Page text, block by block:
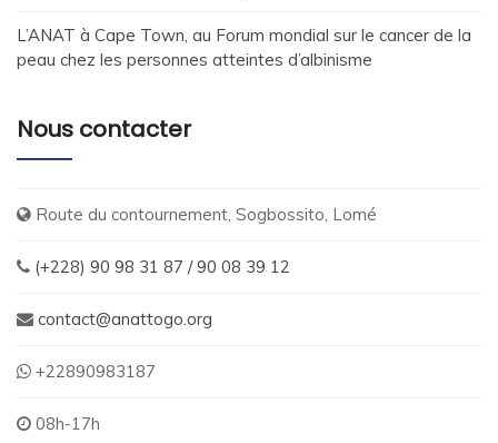
L’ANAT à Cape Town, au Forum mondial sur le cancer de la
peau chez les personnes atteintes d’albinisme
Nous contacter
Route du contournement, Sogbossito, Lomé
(+228) 90 98 31 87 / 90 08 39 12
contact@anattogo.org
+22890983187
08h-17h